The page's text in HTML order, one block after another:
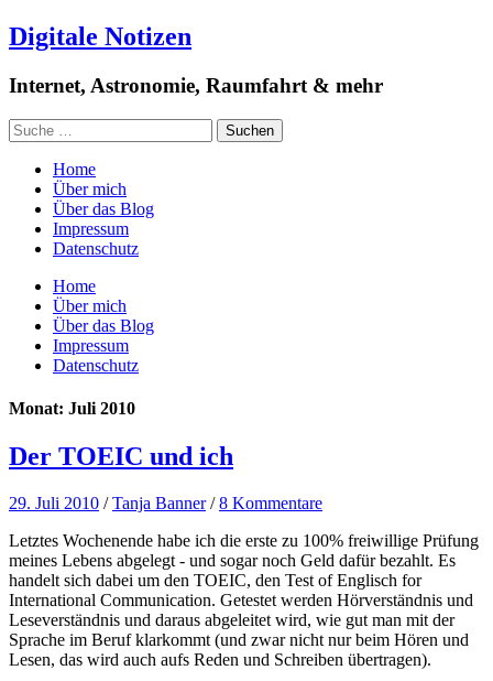
Digitale Notizen
Internet, Astronomie, Raumfahrt & mehr
Home
Über mich
Über das Blog
Impressum
Datenschutz
Home
Über mich
Über das Blog
Impressum
Datenschutz
Monat: Juli 2010
Der TOEIC und ich
29. Juli 2010 /Tanja Banner /8 Kommentare
Letztes Wochenende habe ich die erste zu 100% freiwillige Prüfung
meines Lebens abgelegt - und sogar noch Geld dafür bezahlt. Es
handelt sich dabei um den TOEIC, den Test of Englisch for
International Communication. Getestet werden Hörverständnis und
Leseverständnis und daraus abgeleitet wird, wie gut man mit der
Sprache im Beruf klarkommt (und zwar nicht nur beim Hören und
Lesen, das wird auch aufs Reden und Schreiben übertragen).